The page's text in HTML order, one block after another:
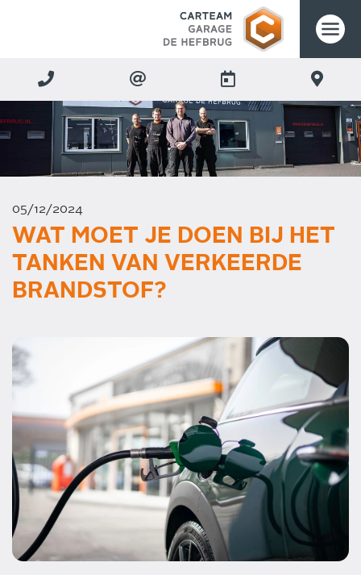
05/12/2024
WAT MOET JE DOEN BIJ HET
TANKEN VAN VERKEERDE
BRANDSTOF?